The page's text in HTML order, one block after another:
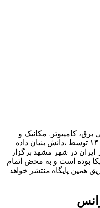
کامپیوتر، مکانیک و
هوش مصنوعی در تاریخ ۲۴ مرداد ۱۴۰۳ توسط ،دانش بنیان داده
ایران در شهر مشهد برگزار
بوده است و به محض اتمام
همین پایگاه منتشر خواهد